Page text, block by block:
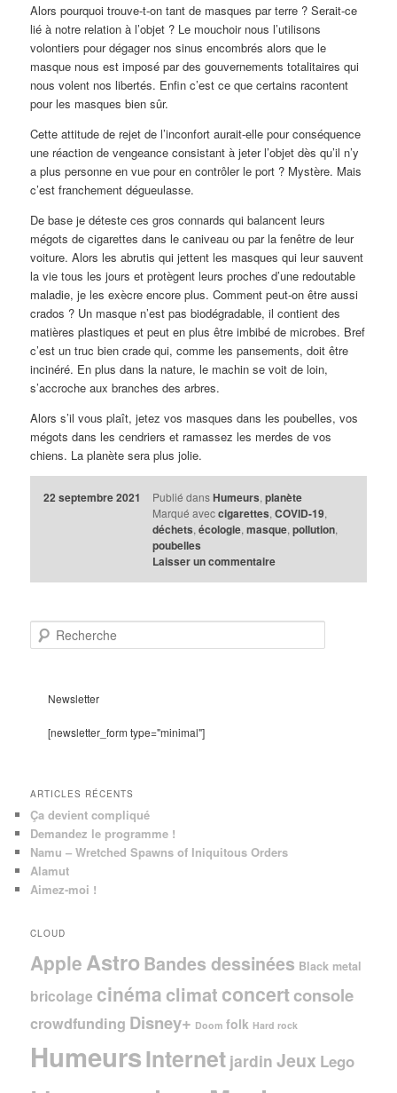
Alors pourquoi trouve-t-on tant de masques par terre ? Serait-ce
lié à notre relation à l’objet ? Le mouchoir nous l’utilisons
volontiers pour dégager nos sinus encombrés alors que le
masque nous est imposé par des gouvernements totalitaires qui
nous volent nos libertés. Enfin c’est ce que certains racontent
pour les masques bien sûr.
Cette attitude de rejet de l’inconfort aurait-elle pour conséquence
une réaction de vengeance consistant à jeter l’objet dès qu’il n’y
a plus personne en vue pour en contrôler le port ? Mystère. Mais
c’est franchement dégueulasse.
De base je déteste ces gros connards qui balancent leurs
mégots de cigarettes dans le caniveau ou par la fenêtre de leur
voiture. Alors les abrutis qui jettent les masques qui leur sauvent
la vie tous les jours et protègent leurs proches d’une redoutable
maladie, je les exècre encore plus. Comment peut-on être aussi
crados ? Un masque n’est pas biodégradable, il contient des
matières plastiques et peut en plus être imbibé de microbes. Bref
c’est un truc bien crade qui, comme les pansements, doit être
incinéré. En plus dans la nature, le machin se voit de loin,
s’accroche aux branches des arbres.
Alors s’il vous plaît, jetez vos masques dans les poubelles, vos
mégots dans les cendriers et ramassez les merdes de vos
chiens. La planète sera plus jolie.
22 septembre 2021 Publié dans Humeurs, planète
Marqué avec cigarettes, COVID-19,
déchets, écologie, masque, pollution,
poubelles
Laisser un commentaire
e
Newsletter
[newsletter_form type="minimal"]
ARTICLES RÉCENTS
Ça devient compliqué
Demandez le programme !
Namu – Wretched Spawns of Iniquitous Orders
Alamut
Aimez-moi !
CLOUD
Apple AstroBandes dessinées Black metal
bricolage cinéma climat concertconsole
crowdfunding Disney+ Doom folk Hard rock
HumeursInternet jardin Jeux Lego